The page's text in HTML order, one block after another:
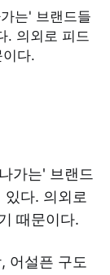
는' 브랜드들
. 의외로 피드
다.
가는' 브랜드
다. 의외로
때문이다.
어설픈 구도